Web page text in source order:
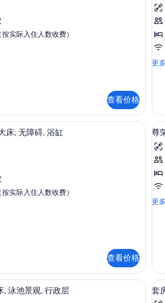
所
有
照
片
更
多
信
息
实际入住人数收费）
查看价格
丽
客
房,
2
张
池
景
观
的
所
有
照
片
更
华
张
大
床,
泳
池
景
观
更
多
信
息
床, 无障碍, 浴缸
实际入住人数收费）
查看价格
显
示
尊
荣
套
1
池
景
观
8
尊
更
尊
室,
泳
池
景
高档床上用品、客房内保险箱、办公桌、
, 泳池景观, 行政层
显
示
7
套